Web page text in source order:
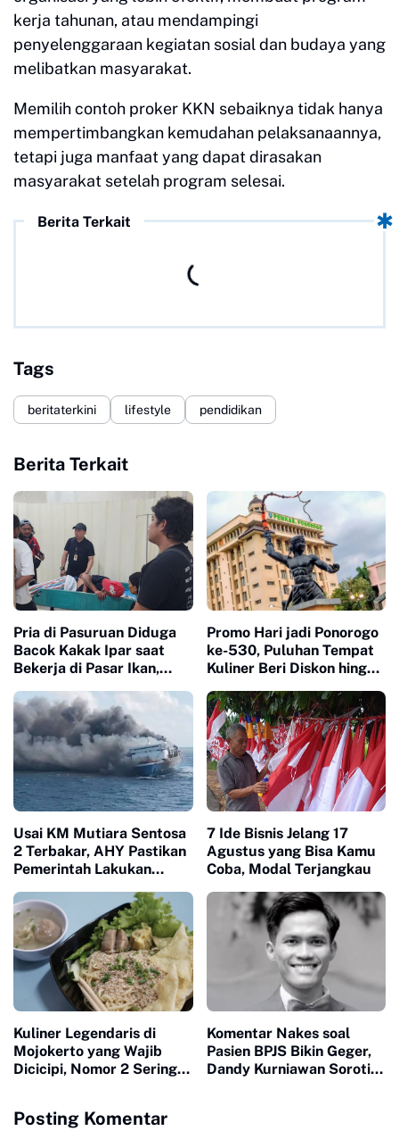
kerja tahunan, atau mendampingi
penyelenggaraan kegiatan sosial dan budaya yang
melibatkan masyarakat.
Memilih contoh proker KKN sebaiknya tidak hanya
mempertimbangkan kemudahan pelaksanaannya,
tetapi juga manfaat yang dapat dirasakan
masyarakat setelah program selesai.
Berita Terkait
Tags
beritaterkini lifestyle pendidikan
Berita Terkait
Pria di Pasuruan Diduga
Bacok Kakak Ipar saat
Bekerja di Pasar Ikan,
Pancing
Promo Hari jadi Ponorogo
ke-530, Puluhan Tempat
Kuliner Beri Diskon hingga
Usai KM Mutiara Sentosa
2 Terbakar, AHY Pastikan
Pemerintah Lakukan
Keselamatan Pelayaran
7 Ide Bisnis Jelang 17
Agustus yang Bisa Kamu
Coba, Modal Terjangkau
Kuliner Legendaris di
Mojokerto yang Wajib
Dicicipi, Nomor 2 Sering
Komentar Nakes soal
Pasien BPJS Bikin Geger,
Dandy Kurniawan Soroti
Posting Komentar